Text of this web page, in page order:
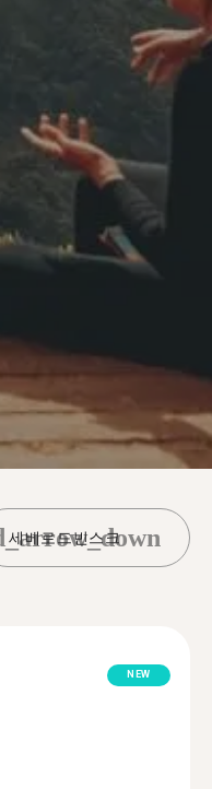
세베로드빈스크
NEW